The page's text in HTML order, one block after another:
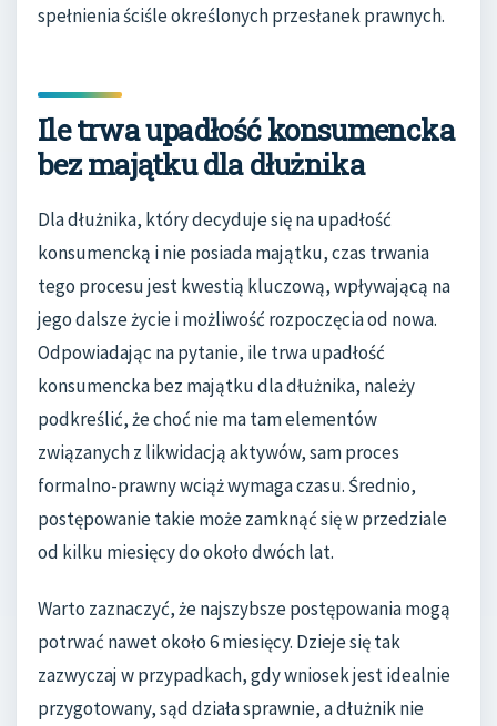
spełnienia ściśle określonych przesłanek prawnych.
Ile trwa upadłość konsumencka
bez majątku dla dłużnika
Dla dłużnika, który decyduje się na upadłość
konsumencką i nie posiada majątku, czas trwania
tego procesu jest kwestią kluczową, wpływającą na
jego dalsze życie i możliwość rozpoczęcia od nowa.
Odpowiadając na pytanie, ile trwa upadłość
konsumencka bez majątku dla dłużnika, należy
podkreślić, że choć nie ma tam elementów
związanych z likwidacją aktywów, sam proces
formalno-prawny wciąż wymaga czasu. Średnio,
postępowanie takie może zamknąć się w przedziale
od kilku miesięcy do około dwóch lat.
Warto zaznaczyć, że najszybsze postępowania mogą
potrwać nawet około 6 miesięcy. Dzieje się tak
zazwyczaj w przypadkach, gdy wniosek jest idealnie
przygotowany, sąd działa sprawnie, a dłużnik nie